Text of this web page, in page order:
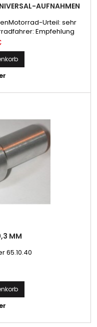
AUFNAHMEN
Urteil: sehr
Empfehlung
MM
65.10.40